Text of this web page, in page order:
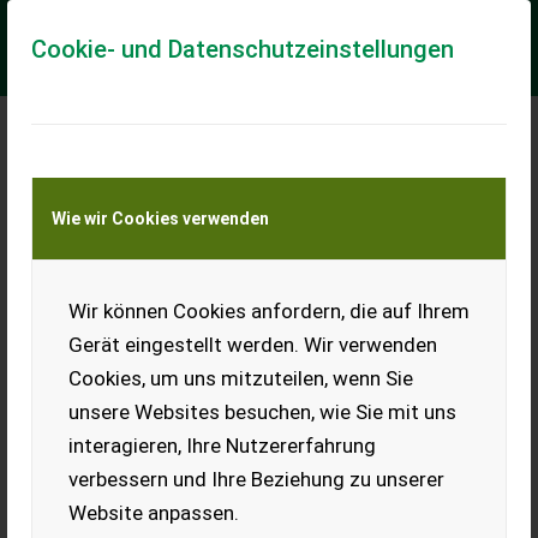
Cookie- und Datenschutzeinstellungen
Wie wir Cookies verwenden
Wir können Cookies anfordern, die auf Ihrem
Gerät eingestellt werden. Wir verwenden
Cookies, um uns mitzuteilen, wenn Sie
unsere Websites besuchen, wie Sie mit uns
interagieren, Ihre Nutzererfahrung
verbessern und Ihre Beziehung zu unserer
Website anpassen.
Meine Transportkostenanfrage
Transport von Land- und Baumaschinen –
KEINE Tiertransporte
Sonstige Segway Mähroboter Navimow i108E
!!NEU!!
Mähroboter Segway Navimow wurden erstmals 2021
vorgestellt und nach dem Verkaufsstart im...
EUR 999 inkl. 20 % MwSt.